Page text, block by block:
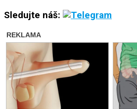
Sledujte náš: